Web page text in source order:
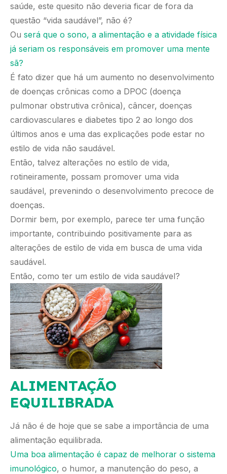
saúde, este quesito não deveria ficar de fora da
questão “vida saudável”, não é?
Ou será que o sono, a alimentação e a atividade física
já seriam os responsáveis em promover uma mente
sã?
É fato dizer que há um aumento no desenvolvimento
de doenças crônicas como a DPOC (doença
pulmonar obstrutiva crônica), câncer, doenças
cardiovasculares e diabetes tipo 2 ao longo dos
últimos anos e uma das explicações pode estar no
estilo de vida não saudável.
Então, talvez alterações no estilo de vida,
rotineiramente, possam promover uma vida
saudável, prevenindo o desenvolvimento precoce de
doenças.
Dormir bem, por exemplo, parece ter uma função
importante, contribuindo positivamente para as
alterações de estilo de vida em busca de uma vida
saudável.
Então, como ter um estilo de vida saudável?
ALIMENTAÇÃO
EQUILIBRADA
Já não é de hoje que se sabe a importância de uma
alimentação equilibrada.
Uma boa alimentação é capaz de melhorar o sistema
imunológico, o humor, a manutenção do peso, a